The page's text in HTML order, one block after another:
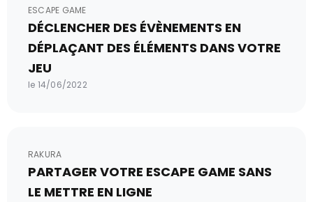
ESCAPE GAME
DÉCLENCHER DES ÉVÈNEMENTS EN
DÉPLAÇANT DES ÉLÉMENTS DANS VOTRE
JEU
le 14/06/2022
RAKURA
PARTAGER VOTRE ESCAPE GAME SANS
LE METTRE EN LIGNE